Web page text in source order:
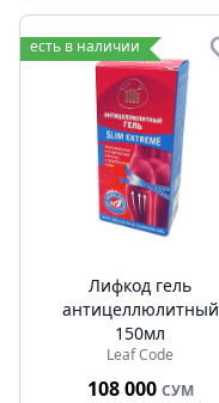
есть в наличии
Лифкод гель
антицеллюлитный
150мл
Leaf Code
108 000 СУМ